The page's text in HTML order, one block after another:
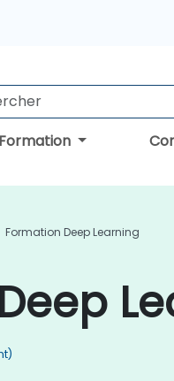
Formation
Formation Deep Learning